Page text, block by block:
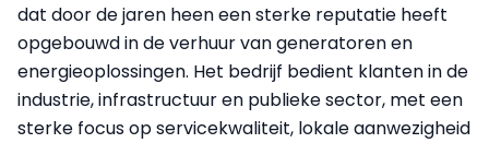
dat door de jaren heen een sterke reputatie heeft
opgebouwd in de verhuur van generatoren en
energieoplossingen. Het bedrijf bedient klanten in de
industrie, infrastructuur en publieke sector, met een
sterke focus op servicekwaliteit, lokale aanwezigheid